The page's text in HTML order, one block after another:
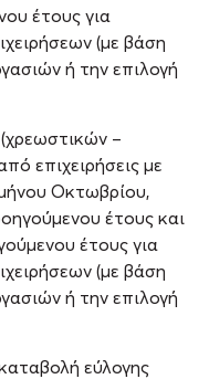
έτους για
(με βάση
ή την επιλογή
–
επιχειρήσεις με
Οκτωβρίου,
έτους και
έτους για
(με βάση
ή την επιλογή
εύλογης